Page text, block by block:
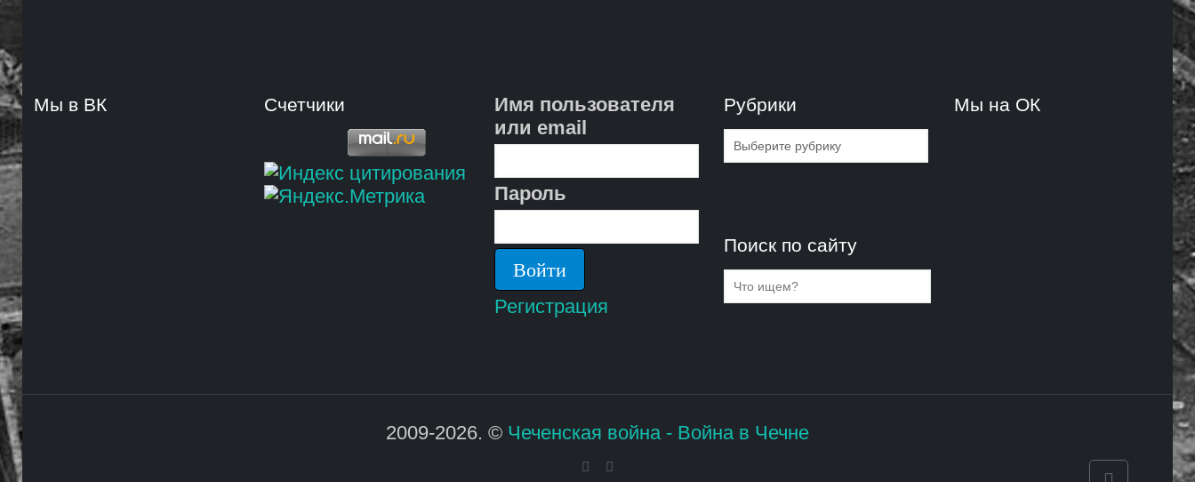
Мы в ВК Счетчики
Имя пользователя
или email
Пароль
Регистрация
Рубрики
Рубрики
Поиск по сайту
Мы на ОК
2009-2026. © Чеченская война - Война в Чечне